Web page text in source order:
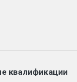
квалификации